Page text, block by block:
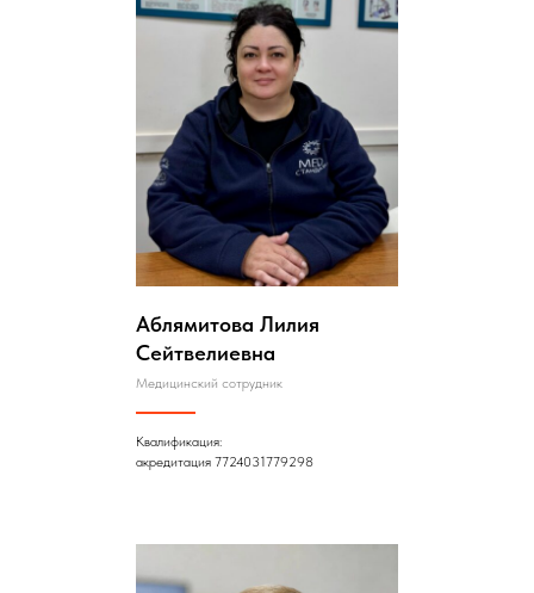
Аблямитова Лилия
Сейтвелиевна
Медицинский сотрудник
Квалификация:
акредитация 7724031779298